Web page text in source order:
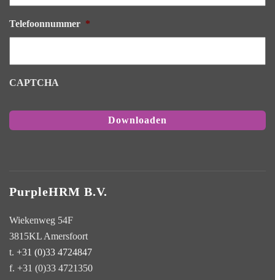
Telefoonnummer *
CAPTCHA
PurpleHRM B.V.
Wiekenweg 54F
3815KL Amersfoort
t. +31 (0)33 4724847
f. +31 (0)33 4721350